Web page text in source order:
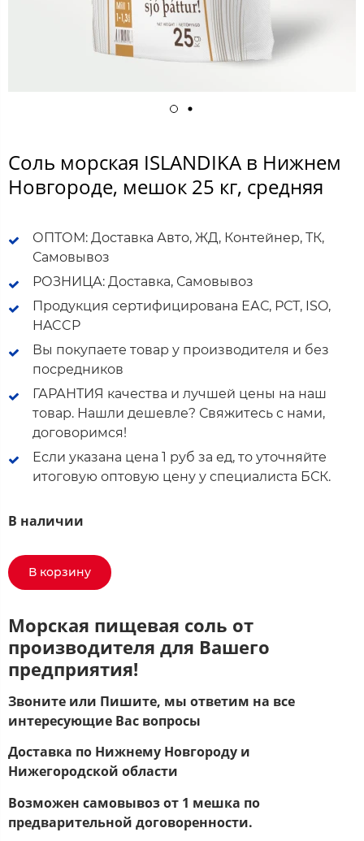
Соль морская ISLANDIKA в Нижнем
Новгороде, мешок 25 кг, средняя
ОПТОМ: Доставка Авто, ЖД, Контейнер, ТК,
Самовывоз
РОЗНИЦА: Доставка, Самовывоз
Продукция сертифицирована ЕАС, РСТ, ISO,
HACCP
Вы покупаете товар у производителя и без
посредников
ГАРАНТИЯ качества и лучшей цены на наш
товар. Нашли дешевле? Свяжитесь с нами,
договоримся!
Если указана цена 1 руб за ед, то уточняйте
итоговую оптовую цену у специалиста БСК.
В наличии
В корзину
Морская пищевая соль от
производителя для Вашего
предприятия!
Звоните или Пишите, мы ответим на все
интересующие Вас вопросы
Доставка по Нижнему Новгороду и
Нижегородской области
Возможен самовывоз от 1 мешка по
предварительной договоренности.